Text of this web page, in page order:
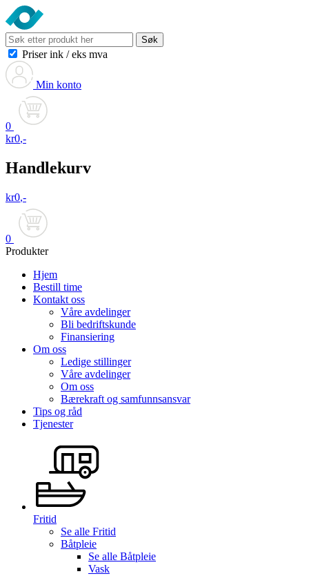
Søk
Priser ink / eks mva
Min konto
0
kr0,-
Handlekurv
kr0,-
0
Produkter
Hjem
Bestill time
Kontakt oss
Våre avdelinger
Bli bedriftskunde
Finansiering
Om oss
Ledige stillinger
Våre avdelinger
Om oss
Bærekraft og samfunnsansvar
Tips og råd
Tjenester
Fritid
Se alle Fritid
Båtpleie
Se alle Båtpleie
Vask